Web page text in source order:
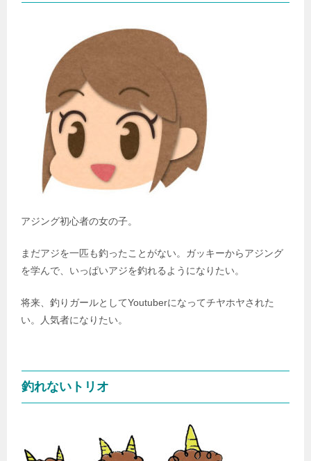
アジング初心者の女の子。
まだアジを一匹も釣ったことがない。ガッキーからアジング
を学んで、いっぱいアジを釣れるようになりたい。
将来、釣りガールとしてYoutuberになってチヤホヤされた
い。人気者になりたい。
釣れないトリオ